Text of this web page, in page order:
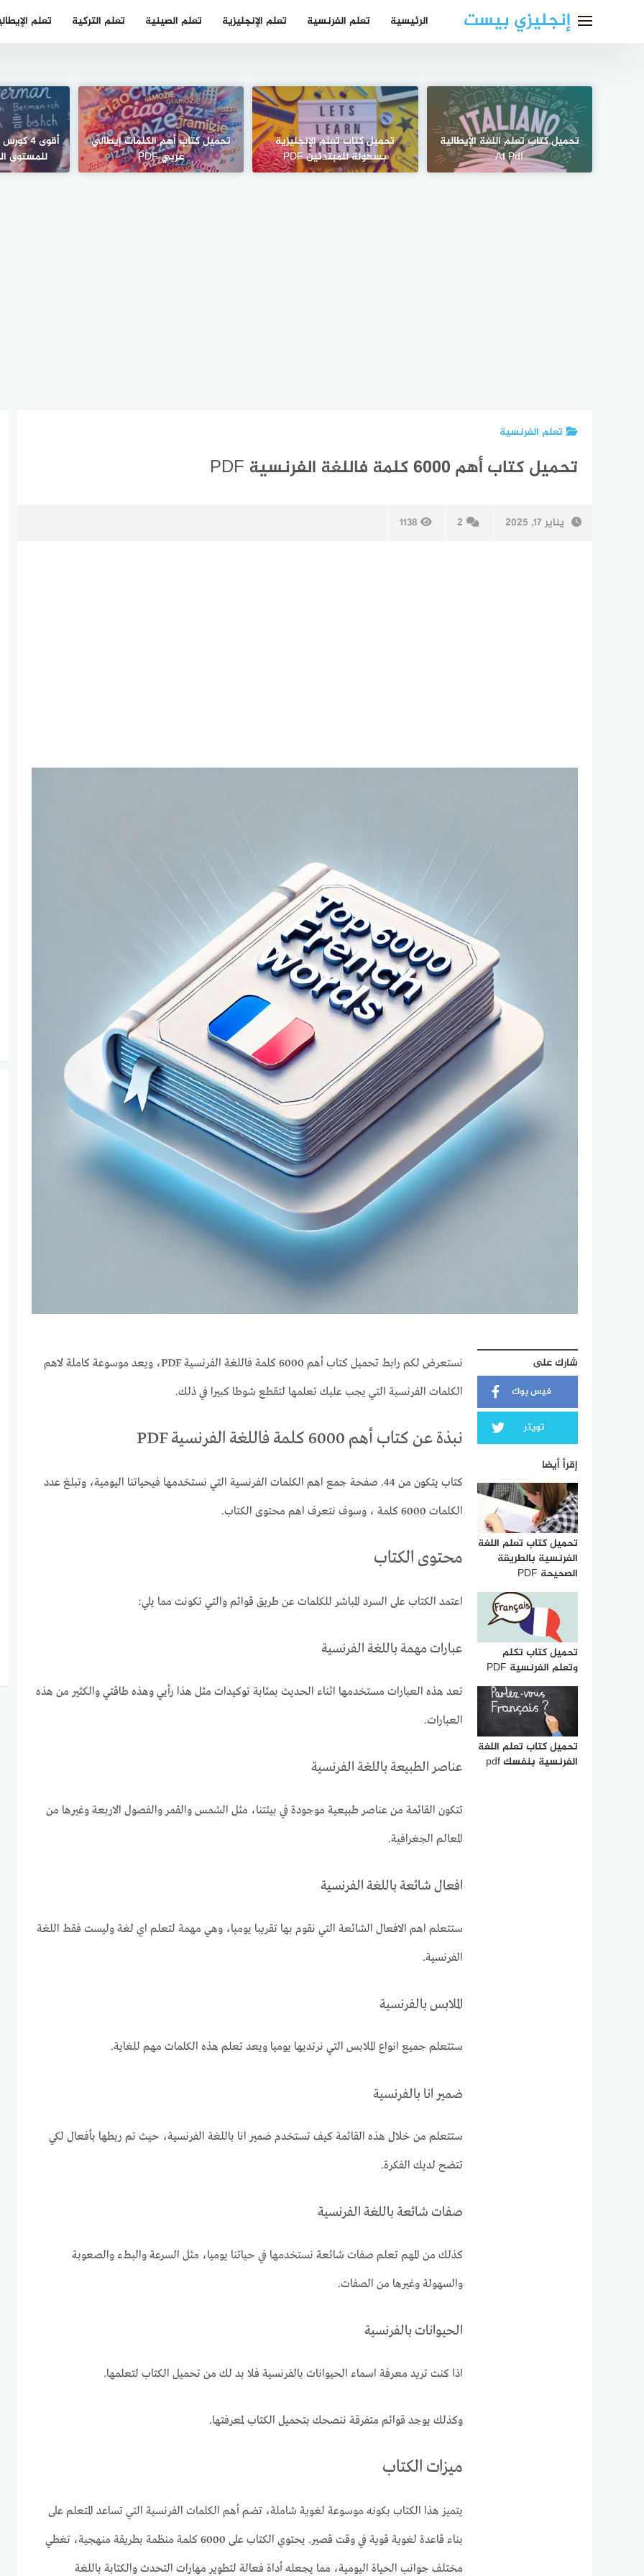
إنجليزي بيست الرئيسية تعلم الفرنسية تعلم الإنجليزية تعلم الصينية تعلم التركية تعلم
تحميل كتاب تعلم اللغة الإيطالية
A1 Pdf
تحميل كتاب تعلم الإنجليزية
بسهولة للمبتدئين PDF
تحميل كتاب أهم الكلمات إيطالي
عربي PDF
أقوى 4
للمستوى
تعلم الفرنسية
تحميل كتاب أهم 6000 كلمة فاللغة الفرنسية PDF
يناير 17, 2025 2
1138
شارك على
فيس بوك
تويتر
إقرأ أيضا
تحميل كتاب تعلم اللغة
الفرنسية بالطريقة
الصحيحة PDF
تحميل كتاب تكلم
وتعلم الفرنسية PDF
تحميل كتاب تعلم اللغة
الفرنسية بنفسك pdf
نستعرض لكم رابط تحميل كتاب أهم 6000 كلمة فاللغة الفرنسية PDF، ويعد موسوعة كاملة لاهم
الكلمات الفرنسية التي يجب عليك تعلمها لتقطع شوطا كبيرا في ذلك.
نبذة عن كتاب أهم 6000 كلمة فاللغة الفرنسية PDF
كتاب يتكون من 44. صفحة جمع اهم الكلمات الفرنسية التي نستخدمها فيحياتنا اليومية، وتبلغ عدد
الكلمات 6000 كلمة ، وسوف نتعرف اهم محتوى الكتاب.
محتوى الكتاب
اعتمد الكتاب على السرد المباشر للكلمات عن طريق قوائم والتي تكونت مما يلي:
عبارات مهمة باللغة الفرنسية
تعد هذه العبارات مستخدمها اثناء الحديث بمثابة توكيدات مثل هذا رأيي وهذه طاقتي والكثير من هذه
العبارات.
عناصر الطبيعة باللغة الفرنسية
تتكون القائمة من عناصر طبيعية موجودة في بيئتنا، مثل الشمس والقمر والفصول الاربعة وغيرها من
المعالم الجغرافية.
افعال شائعة باللغة الفرنسية
ستتعلم اهم الافعال الشائعة التي نقوم بها تقريبا يوميا، وهي مهمة لتعلم اي لغة وليست فقط اللغة
الفرنسية.
الملابس بالفرنسية
ستتعلم جميع انواع الملابس التي نرتديها يوميا ويعد تعلم هذه الكلمات مهم للغاية.
ضمير انا بالفرنسية
ستتعلم من خلال هذه القائمة كيف تستخدم ضمير انا باللغة الفرنسية، حيث تم ربطها بأفعال لكي
تتضح لديك الفكرة.
صفات شائعة باللغة الفرنسية
كذلك من المهم تعلم صفات شائعة نستخدمها في حياتنا يوميا، مثل السرعة والبطء والصعوبة
والسهولة وغيرها من الصفات.
الحيوانات بالفرنسية
اذا كنت تريد معرفة اسماء الحيوانات بالفرنسية فلا بد لك من تحميل الكتاب لتعلمها.
وكذلك يوجد قوائم متفرقة ننصحك بتحميل الكتاب لمعرفتها.
ميزات الكتاب
يتميز هذا الكتاب بكونه موسوعة لغوية شاملة، تضم أهم الكلمات الفرنسية التي تساعد المتعلم على
بناء قاعدة لغوية قوية في وقت قصير. يحتوي الكتاب على 6000 كلمة منظمة بطريقة منهجية، تغطي
مختلف جوانب الحياة اليومية، مما يجعله أداة فعالة لتطوير مهارات التحدث والكتابة باللغة